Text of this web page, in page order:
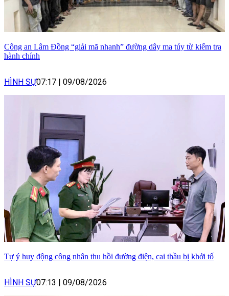
Công an Lâm Đồng “giải mã nhanh” đường dây ma túy từ kiểm tra
hành chính
HÌNH SỰ07:17 09/08/2026
Tự ý huy động công nhân thu hồi đường điện, cai thầu bị khởi tố
HÌNH SỰ07:13 09/08/2026